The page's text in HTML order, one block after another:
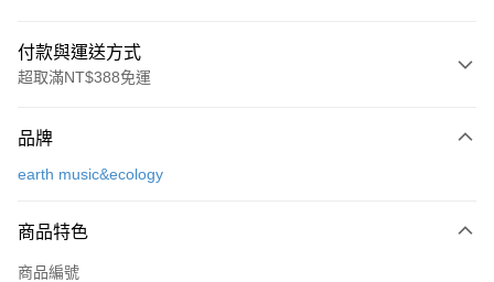
付款與運送方式
超取滿NT$388免運
信用卡一次付款
3 期 0 利率 每期
合作金庫商業銀行
超商取貨付款
品牌
earth music&ecology
商品特色
商品編號